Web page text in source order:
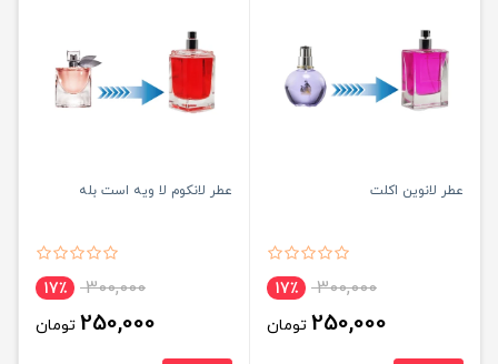
عطر لانوین اکلت
300,000 17٪
250,000 تومان
عطر لانکوم لا ویه است بله
300,000 17٪
250,000 تومان